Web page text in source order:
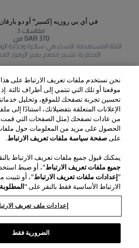
"212 في آي بي روزيه إكسير" أو دو بارفان 80 مل
3 مقاسات
من SAR 370
الفئة المستهدفة: النساء هي: ساحرة وجذّابة
العطرية: تشيبر مفعم بعبير الزهور
المنطقة / اللغة
خدمة العملاء
العثور على متجر
اتصل بنا
الشحن والإرجاع للجمال
الشحن
الأسئلة
خدمة تغليف الهدايا
مركز
نبذة عن الدار
House of Herrera
الوظائف
(يفتح في نافذة جديدة) (يفتح في
الشؤون القانونية وملفات تعريف الارتباط
الشروط والأحكام
شروط وأحكام
Notice
سياسة الخصوصية
سياسة
نحن نستخدم ملفات تعريف الارتباط على هذا
موقعنا أو تلك التي تنتمي إلى أطراف ثالثة.
تحسين تجربة تصفحك للموقع، وتحليل
الإعلانات المتعلقة بتفضيلاتك، استنادًا
من عادات تصفحك (مثل الصفحات التي قمت
الحصول على مزيد من المعلومات حول
علىصفحة سياسة ملفات تعريف الارتباط.
يمكنك قبول جميع ملفات تعريف الارتباط
جميع ملفات تعريف الارتباط"، أو ضبط
" إعدادات ملفات تعريف الارتباط"، أو تثبيت
الارتباط الأساسية فقط بالنقر على "
إعدادات ملف تعريف
الضرورية فقط